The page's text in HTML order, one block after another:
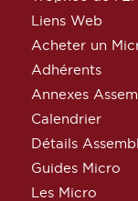
Liens Web
Acheter un
Adhérents
Annexes
Calendrier
Détails
Guides Micro
Les Micro